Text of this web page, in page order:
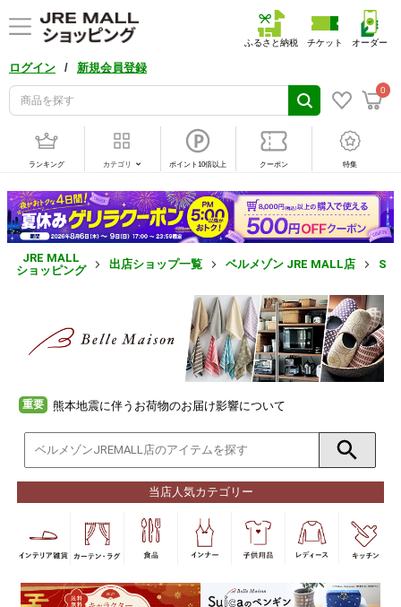
ログイン / 新規会員登録
0
ふるさと納税 チケット オーダー
ランキング カテゴリ ポイント10倍以上 クーポン 特集
JRE MALL
ショッピング
出店ショップ一覧 ベルメゾン JRE MALL店
重要 熊本地震に伴うお荷物のお届け影響について
当店人気カテゴリー